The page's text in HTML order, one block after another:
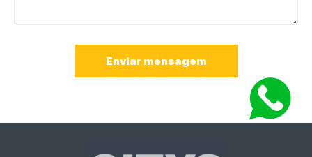
Enviar mensagem